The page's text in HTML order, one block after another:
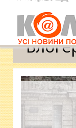
Головна »